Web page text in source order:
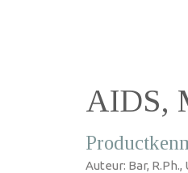
AIDS,
Auteur: Bar,